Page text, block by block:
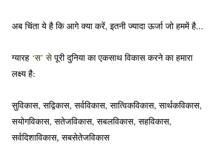
अब चिंता ये है कि आगे क्या करें,इतनी ज्यादा ऊर्जा जो हममें है...
ग्यारह ‘स’सेपूरी दुनिया का एकसाथ विकास करने का हमारा
लक्ष्य है:
सुविकास,सद्विकास,सर्वविकास,सात्विकविकास,सार्थकविकास,
सयोगविकास,सतेजविकास,सबलविकास,सहविकास,
सर्वदिशाविकास, सबसेतेजविकास